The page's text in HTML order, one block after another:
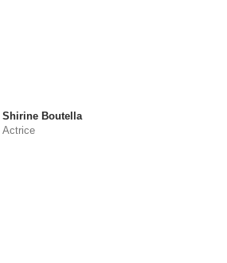
Shirine Boutella
Actrice